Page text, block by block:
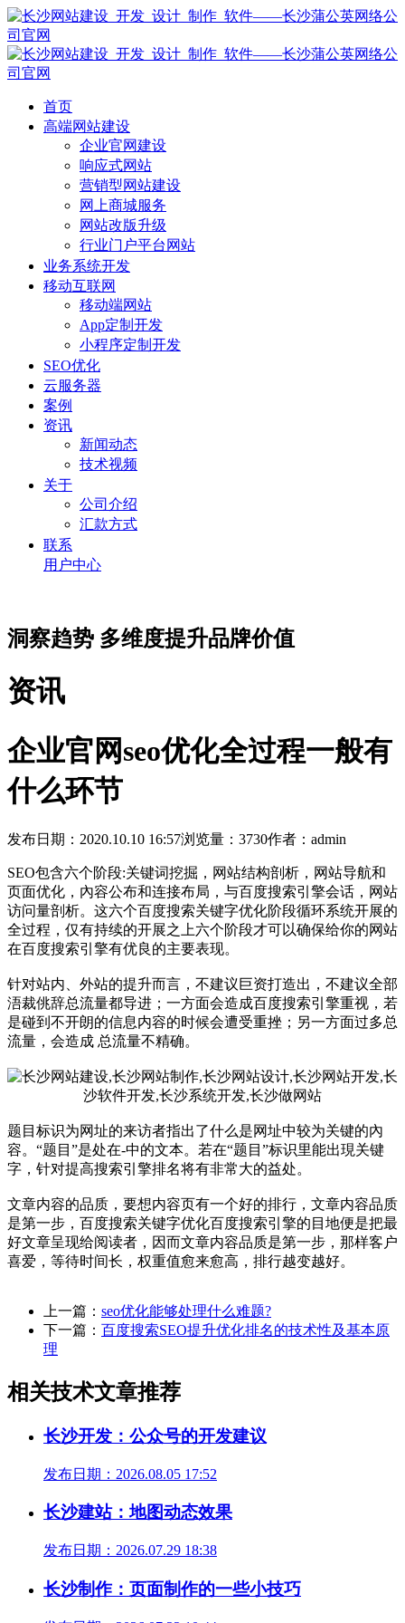
首页
高端网站建设
企业官网建设
响应式网站
营销型网站建设
网上商城服务
网站改版升级
行业门户平台网站
业务系统开发
移动互联网
移动端网站
App定制开发
小程序定制开发
SEO优化
云服务器
案例
资讯
新闻动态
技术视频
关于
公司介绍
汇款方式
联系
用户中心
洞察趋势 多维度提升品牌价值
资讯
企业官网seo优化全过程一般有
什么环节
发布日期：2020.10.10 16:57浏览量：3730作者：admin
SEO包含六个阶段:关键词挖掘，网站结构剖析，网站导航和
页面优化，內容公布和连接布局，与百度搜索引擎会话，网站
访问量剖析。这六个百度搜索关键字优化阶段循环系统开展的
全过程，仅有持续的开展之上六个阶段才可以确保给你的网站
在百度搜索引擎有优良的主要表现。
针对站内、外站的提升而言，不建议巨资打造出，不建议全部
浯裁佻辞总流量都导进；一方面会造成百度搜索引擎重视，若
是碰到不开朗的信息内容的时候会遭受重挫；另一方面过多总
流量，会造成 总流量不精确。
题目标识为网址的来访者指出了什么是网址中较为关键的內
容。“题目”是处在-中的文本。若在“题目”标识里能出現关键
字，针对提高搜索引擎排名将有非常大的益处。
文章内容的品质，要想内容页有一个好的排行，文章内容品质
是第一步，百度搜索关键字优化百度搜索引擎的目地便是把最
好文章呈现给阅读者，因而文章内容品质是第一步，那样客户
喜爱，等待时间长，权重值愈来愈高，排行越变越好。
上一篇： seo优化能够处理什么难题?
下一篇： 百度搜索SEO提升优化排名的技术性及基本原
理
相关技术文章推荐
长沙开发：公众号的开发建议
发布日期：2026.08.05 17:52
长沙建站：地图动态效果
发布日期：2026.07.29 18:38
长沙制作：页面制作的一些小技巧